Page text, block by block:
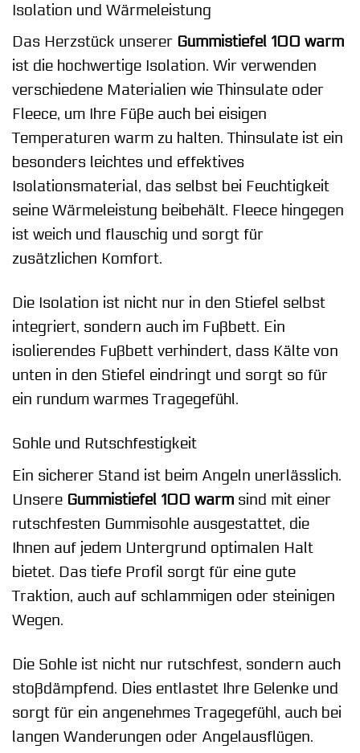
Isolation und Wärmeleistung
Das Herzstück unserer Gummistiefel 100 warm
ist die hochwertige Isolation. Wir verwenden
verschiedene Materialien wie Thinsulate oder
Fleece, um Ihre Füße auch bei eisigen
Temperaturen warm zu halten. Thinsulate ist ein
besonders leichtes und effektives
Isolationsmaterial, das selbst bei Feuchtigkeit
seine Wärmeleistung beibehält. Fleece hingegen
ist weich und flauschig und sorgt für
zusätzlichen Komfort.
Die Isolation ist nicht nur in den Stiefel selbst
integriert, sondern auch im Fußbett. Ein
isolierendes Fußbett verhindert, dass Kälte von
unten in den Stiefel eindringt und sorgt so für
ein rundum warmes Tragegefühl.
Sohle und Rutschfestigkeit
Ein sicherer Stand ist beim Angeln unerlässlich.
Unsere Gummistiefel 100 warm sind mit einer
rutschfesten Gummisohle ausgestattet, die
Ihnen auf jedem Untergrund optimalen Halt
bietet. Das tiefe Profil sorgt für eine gute
Traktion, auch auf schlammigen oder steinigen
Wegen.
Die Sohle ist nicht nur rutschfest, sondern auch
stoßdämpfend. Dies entlastet Ihre Gelenke und
sorgt für ein angenehmes Tragegefühl, auch bei
langen Wanderungen oder Angelausflügen.